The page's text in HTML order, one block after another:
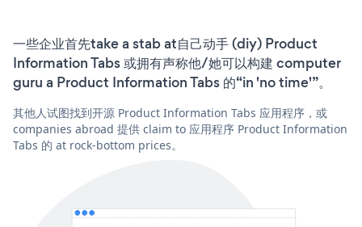
一些企业首先take a stab at自己动手 (diy) Product
Information Tabs 或拥有声称他/她可以构建 computer
guru a Product Information Tabs 的“in 'no time'”。
其他人试图找到开源 Product Information Tabs 应用程序，或
companies abroad 提供 claim to 应用程序 Product Information
Tabs 的 at rock-bottom prices。